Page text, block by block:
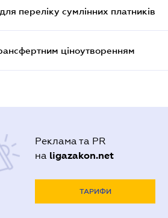
переліку сумлінних платників
ціноутворенням
Реклама та PR
на ligazakon.net
ТАРИФИ